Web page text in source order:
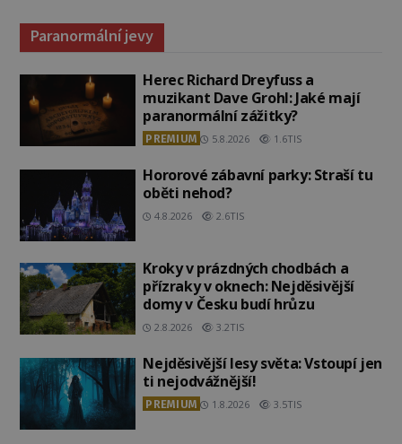
Paranormální jevy
Herec Richard Dreyfuss a
muzikant Dave Grohl: Jaké mají
paranormální zážitky?
PREMIUM 5.8.2026 1.6TIS
Hororové zábavní parky: Straší tu
oběti nehod?
4.8.2026 2.6TIS
Kroky v prázdných chodbách a
přízraky v oknech: Nejděsivější
domy v Česku budí hrůzu
2.8.2026 3.2TIS
Nejděsivější lesy světa: Vstoupí jen
ti nejodvážnější!
PREMIUM 1.8.2026 3.5TIS